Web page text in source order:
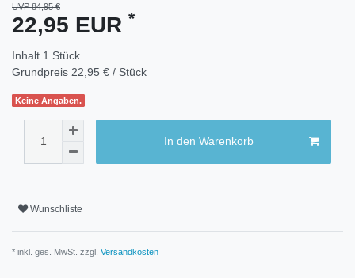
UVP 84,95 €
22,95 EUR *
Inhalt 1 Stück
Grundpreis 22,95 € / Stück
Keine Angaben.
In den Warenkorb
Wunschliste
* inkl. ges. MwSt. zzgl. Versandkosten